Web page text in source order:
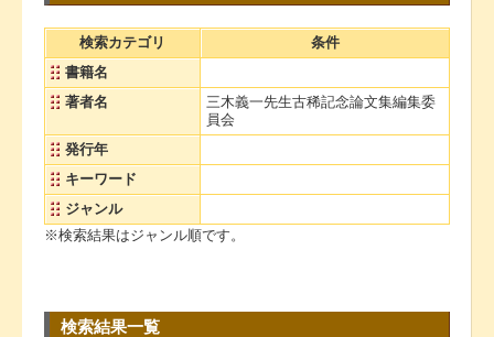
検索カテゴリ
条件
書籍名
著者名
三木義一先生古稀記念論文集編集委
員会
発行年
キーワード
ジャンル
※検索結果はジャンル順です。
検索結果一覧